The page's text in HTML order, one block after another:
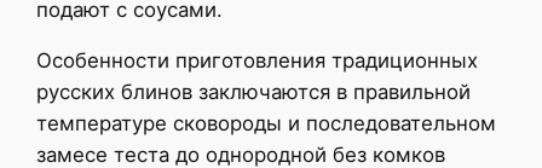
подают с соусами.
Особенности приготовления традиционных
русских блинов заключаются в правильной
температуре сковороды и последовательном
замесе теста до однородной без комков